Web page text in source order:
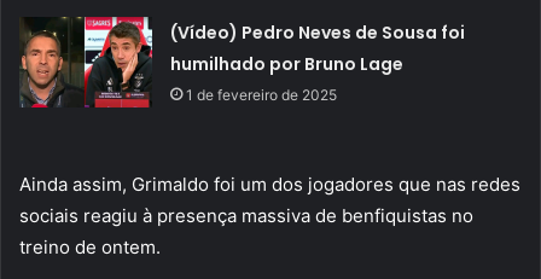
(Vídeo) Pedro Neves de Sousa foi
humilhado por Bruno Lage
1 de fevereiro de 2025
Ainda assim, Grimaldo foi um dos jogadores que nas redes
sociais reagiu à presença massiva de benfiquistas no
treino de ontem.